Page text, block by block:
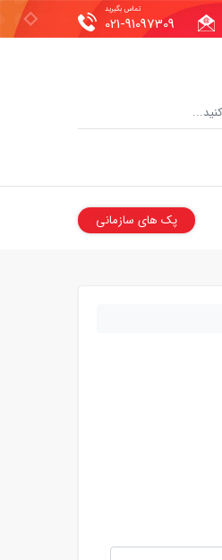
تماس بگیرید
021-91097309
پک های سازمانی